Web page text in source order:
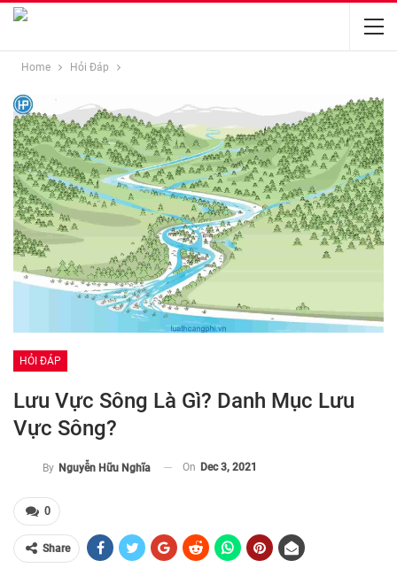
Home Hỏi Đáp
HỎI ĐÁP
Lưu Vực Sông Là Gì? Danh Mục Lưu
Vực Sông?
By Nguyễn Hữu Nghĩa On Dec 3, 2021
0
Share